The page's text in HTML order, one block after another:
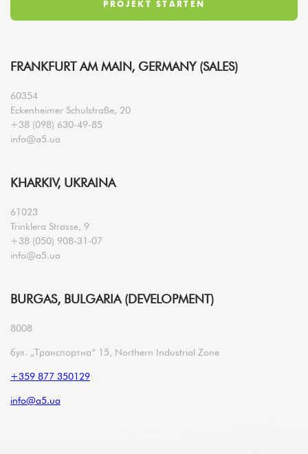
FRANKFURT AM MAIN, GERMANY (SALES)
60354
Eckenheimer Schulstraße, 20
+38 (098) 630-49-85
info@a5.ua
KHARKIV, UKRAINA
61023
Trinklera Strasse, 9
+38 (050) 908-31-07
info@a5.ua
BURGAS, BULGARIA (DEVELOPMENT)
8008
бул. „Транспортна“ 15, Northern Industrial Zone
+359 877 350129
info@a5.ua